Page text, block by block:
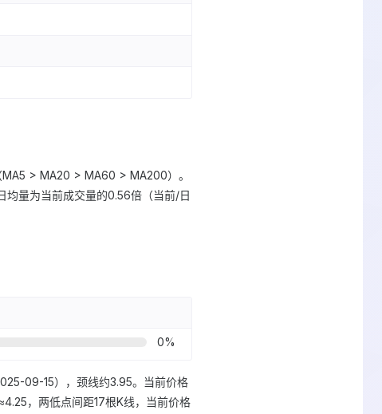
> MA20 > MA60 > MA200）。
均量为当前成交量的0.56倍（当前/日
0%
09-15），颈线约3.95。当前价格
，两低点间距17根K线，当前价格